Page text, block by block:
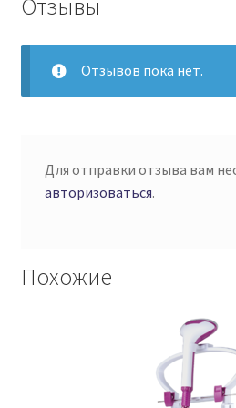
Отзывы
Отзывов пока нет.
Для отправки отзыва вам
авторизоваться.
Похожие